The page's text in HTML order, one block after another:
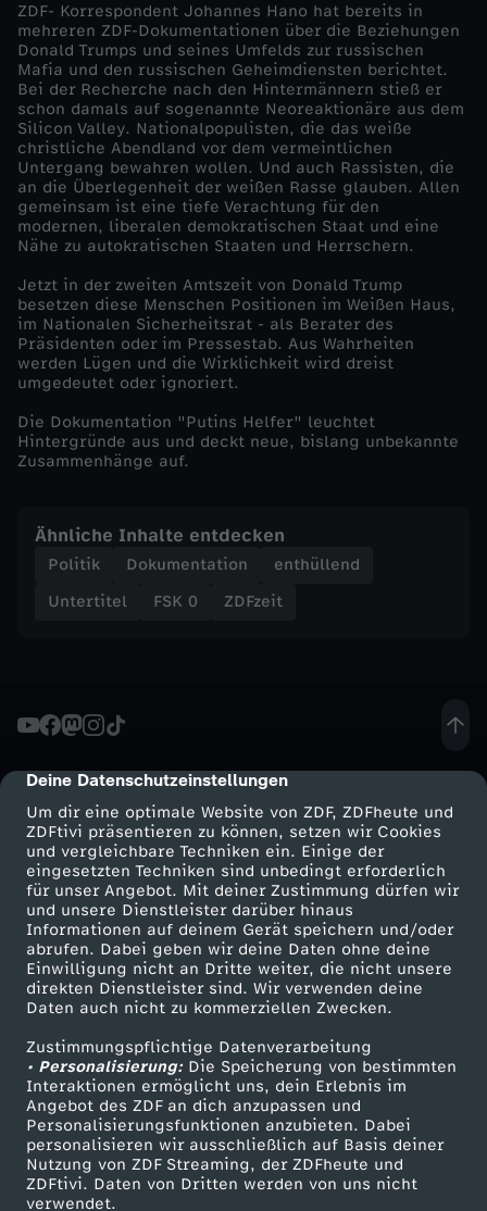
cmp-dialog-description
Deine Datenschutzeinstellungen
Um dir eine optimale Website von ZDF, ZDFheute und
ZDFtivi präsentieren zu können, setzen wir Cookies
und vergleichbare Techniken ein. Einige der
eingesetzten Techniken sind unbedingt erforderlich
für unser Angebot. Mit deiner Zustimmung dürfen wir
und unsere Dienstleister darüber hinaus
Informationen auf deinem Gerät speichern und/oder
abrufen. Dabei geben wir deine Daten ohne deine
Einwilligung nicht an Dritte weiter, die nicht unsere
direkten Dienstleister sind. Wir verwenden deine
Daten auch nicht zu kommerziellen Zwecken.
Zustimmungspflichtige Datenverarbeitung
• Personalisierung:Die Speicherung von bestimmten
Interaktionen ermöglicht uns, dein Erlebnis im
Angebot des ZDF an dich anzupassen und
Personalisierungsfunktionen anzubieten. Dabei
personalisieren wir ausschließlich auf Basis deiner
Nutzung von ZDF Streaming, der ZDFheute und
ZDFtivi. Daten von Dritten werden von uns nicht
verwendet.
ZDF- Korrespondent Johannes Hano hat bereits in
mehreren ZDF-Dokumentationen über die Beziehungen
Donald Trumps und seines Umfelds zur russischen
Mafia und den russischen Geheimdiensten berichtet.
Bei der Recherche nach den Hintermännern stieß er
schon damals auf sogenannte Neoreaktionäre aus dem
Silicon Valley. Nationalpopulisten, die das weiße
christliche Abendland vor dem vermeintlichen
Untergang bewahren wollen. Und auch Rassisten, die
an die Überlegenheit der weißen Rasse glauben. Allen
gemeinsam ist eine tiefe Verachtung für den
modernen, liberalen demokratischen Staat und eine
Nähe zu autokratischen Staaten und Herrschern.
Jetzt in der zweiten Amtszeit von Donald Trump
besetzen diese Menschen Positionen im Weißen Haus,
im Nationalen Sicherheitsrat - als Berater des
Präsidenten oder im Pressestab. Aus Wahrheiten
werden Lügen und die Wirklichkeit wird dreist
umgedeutet oder ignoriert.
Die Dokumentation "Putins Helfer" leuchtet
Hintergründe aus und deckt neue, bislang unbekannte
Zusammenhänge auf.
Ähnliche Inhalte entdecken
Politik Dokumentation
enthüllend
Untertitel
FSK 0 ZDFzeit
Mehr ZDF
ZDF-Apps
Smart TV
ZDFtext
Livestreams
Sendungen A-Z
TV-Programm
Service
ZDFmitreden
Kontakt zum ZDF
Tickets
Zuschauerservice
Hilfe